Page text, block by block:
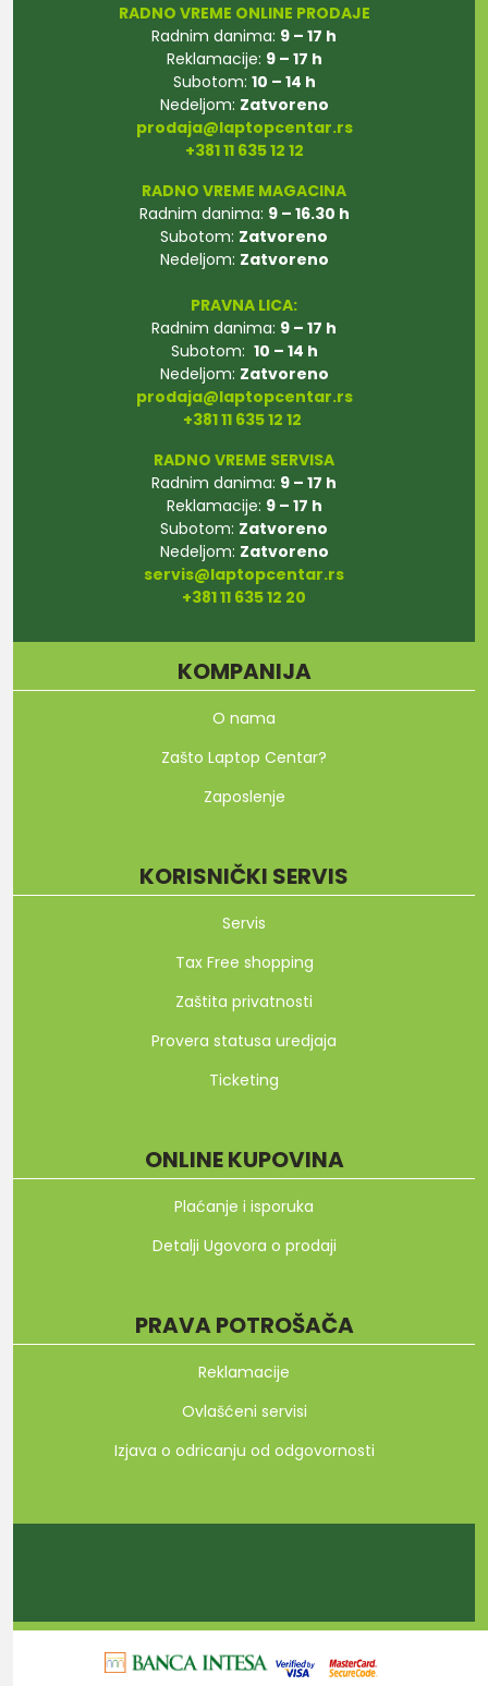
RADNO VREME ONLINE PRODAJE
Radnim danima: 9 – 17 h
Reklamacije: 9 – 17 h
Subotom: 10 – 14 h
Nedeljom: Zatvoreno
prodaja@laptopcentar.rs
+381 11 635 12 12
RADNO VREME MAGACINA
Radnim danima: 9 – 16.30 h
Subotom: Zatvoreno
Nedeljom: Zatvoreno
PRAVNA LICA:
Radnim danima: 9 – 17 h
Subotom: 10 – 14 h
Nedeljom: Zatvoreno
prodaja@laptopcentar.rs
+381 11 635 12 12
RADNO VREME SERVISA
Radnim danima: 9 – 17 h
Reklamacije: 9 – 17 h
Subotom: Zatvoreno
Nedeljom: Zatvoreno
servis@laptopcentar.rs
+381 11 635 12 20
KOMPANIJA
O nama
Zašto Laptop Centar?
Zaposlenje
KORISNIČKI SERVIS
Servis
Tax Free shopping
Zaštita privatnosti
Provera statusa uredjaja
Ticketing
ONLINE KUPOVINA
Plaćanje i isporuka
Detalji Ugovora o prodaji
PRAVA POTROŠAČA
Reklamacije
Ovlašćeni servisi
Izjava o odricanju od odgovornosti